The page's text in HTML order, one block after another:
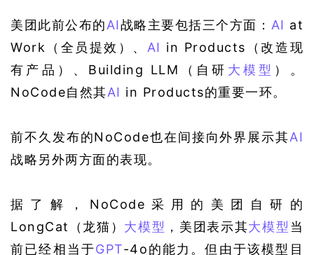
美团此前公布的AI战略主要包括三个方面： AI at
Work（全员提效）、 AI in Products（改造现
有产品）、Building LLM（自研 大模型 ）。
NoCode自然其AI in Products的重要一环。
前不久发布的NoCode也在间接向外界展示其AI
战略另外两方面的表现。
据了解，NoCode采用的美团自研的
LongCat（龙猫） 大模型 ，美团表示其大模型 当
前已经相当于GPT-4o的能力。但由于该模型目